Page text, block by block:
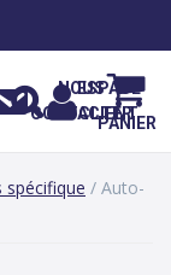
NOUS
CONTACTER
ESPACE
CLIENT
PANIER
spécifique / Auto-